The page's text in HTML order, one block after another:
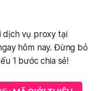
dịch vụ proxy tại
hôm nay. Đừng bỏ
1 bước chia sẻ!